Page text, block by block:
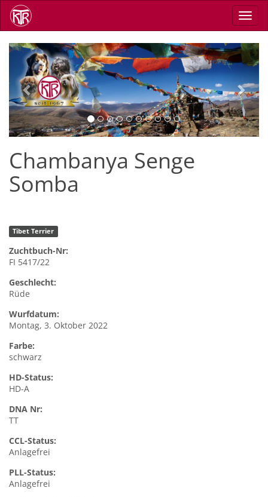
Direkt
zum
Inhalt
Previous Next
Chambanya Senge
Somba
Tibet Terrier
Zuchtbuch-Nr:
FI 5417/22
Geschlecht:
Rüde
Wurfdatum:
Montag, 3. Oktober 2022
Farbe:
schwarz
HD-Status:
HD-A
DNA Nr:
TT
CCL-Status:
Anlagefrei
PLL-Status:
Anlagefrei